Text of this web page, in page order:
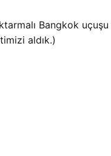
Bangkok
aldık.)